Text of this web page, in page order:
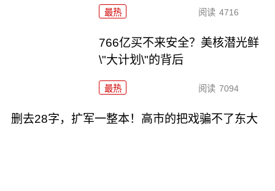
最热 阅读 4716
766亿买不来安全？美核潜光鲜
\"大计划\"的背后
最热 阅读 7094
删去28字，扩军一整本！高市的把戏骗不了东大